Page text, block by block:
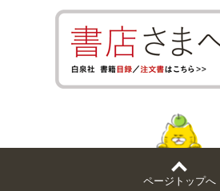
ページトップへ